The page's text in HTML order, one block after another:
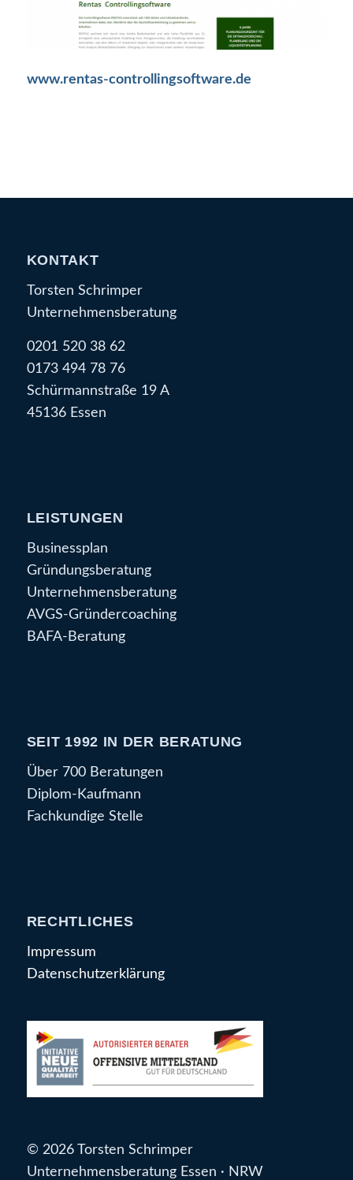
www.rentas-controllingsoftware.de
KONTAKT
Torsten Schrimper
Unternehmensberatung
0201 520 38 62
0173 494 78 76
Schürmannstraße 19 A
45136 Essen
LEISTUNGEN
Businessplan
Gründungsberatung
Unternehmensberatung
AVGS-Gründercoaching
BAFA-Beratung
SEIT 1992 IN DER BERATUNG
Über 700 Beratungen
Diplom-Kaufmann
Fachkundige Stelle
RECHTLICHES
Impressum
Datenschutzerklärung
© 2026 Torsten Schrimper
Unternehmensberatung Essen · NRW